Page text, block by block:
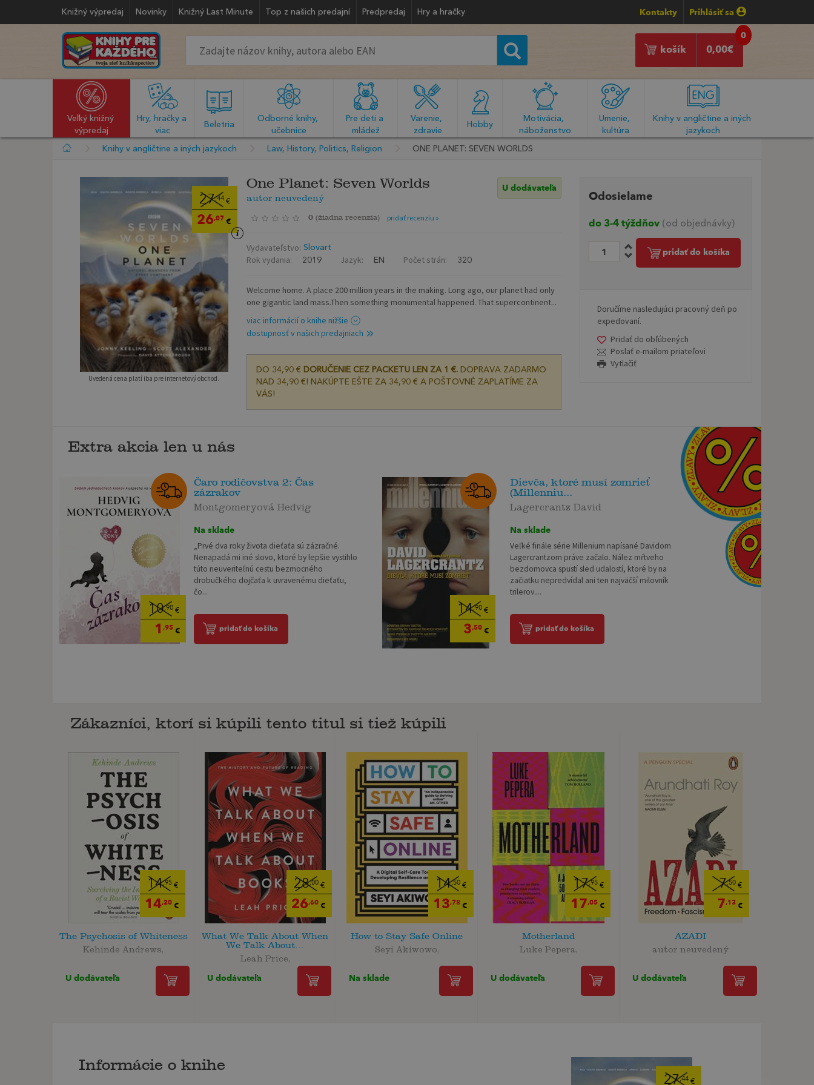
Knižný výpredaj Novinky Knižný Last Minute Top z našich predajní Predpredaj Hry a hračky Kontakty Prihlásiť sa
0
0,00€
košík
Veľký knižný
výpredaj
Hry, hračky a
viac
Beletria
Odborné knihy,
učebnice
Pre deti a
mládež
Varenie,
zdravie
Hobby
Motivácia,
náboženstvo
Umenie,
kultúra
Knihy v angličtine a iných
jazykoch
Knihy v angličtine a iných jazykoch Law, History, Politics, Religion ONE PLANET: SEVEN WORLDS
27,44 €
26,07 €
Uvedená cena platí iba pre internetový obchod.
One Planet: Seven Worlds
autor neuvedený
U dodávateľa
0 (žiadna recenzia) pridať recenziu »
Vydavateľstvo: Slovart
Rok vydania: 2019 Jazyk: EN Počet strán: 320
Welcome home. A place 200 million years in the making. Long ago, our planet had only
one gigantic land mass.Then something monumental happened. That supercontinent...
viac informácií o knihe nižšie
dostupnosť v našich predajniach
DO 34,90 € DORUČENIE CEZ PACKETU LEN ZA 1 €.DOPRAVA ZADARMO
NAD 34,90 €! NAKÚPTE EŠTE ZA 34,90 € A POŠTOVNÉ ZAPLATÍME ZA
VÁS!
Odosielame
do 3-4 týždňov (od objednávky)
pridať do košíka
Doručíme nasledujúci pracovný deň po
expedovaní.
Pridať do obľúbených
Poslať e-mailom priateľovi
Vytlačiť
Extra akcia len u nás
10,90€
1 ,95€
Čaro rodičovstva 2: Čas
zázrakov
Montgomeryová Hedvig
Na sklade
„Prvé dva roky života dieťaťa sú zázračné.
Nenapadá mi iné slovo, ktoré by lepšie vystihlo
túto neuveriteľnú cestu bezmocného
drobučkého dojčaťa k uvravenému dieťaťu,
čo...
pridať do košíka
14,90 €
3,50 €
Dievča, ktoré musí zomrieť
(Millenniu...
Lagercrantz David
Na sklade
Veľké finále série Millenium napísané Davidom
Lagercrantzom práve začalo. Nález mŕtveho
bezdomovca spustí sled udalostí, ktoré by na
začiatku nepredvídal ani ten najväčší milovník
trilerov....
pridať do košíka
Zákazníci, ktorí si kúpili tento titul si tiež kúpili
14,95 €
14,20 €
The Psychosis of Whiteness
Kehinde Andrews,
U dodávateľa
28,00 €
26,60 €
What We Talk About When
We Talk About...
Leah Price,
U dodávateľa
14,50 €
13,78 €
How to Stay Safe Online
Seyi Akiwowo,
Na sklade
17,95€
17,05€
Motherland
Luke Pepera,
U dodávateľa
7,50 €
7,13 €
AZADI
autor neuvedený
U dodávateľa
Informácie o knihe
27,44€